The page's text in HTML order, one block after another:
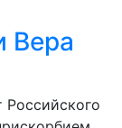
Вера